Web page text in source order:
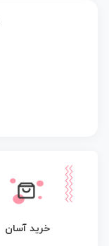
خرید آسان